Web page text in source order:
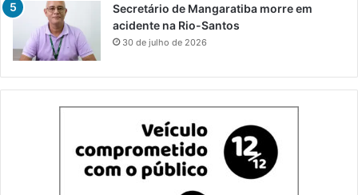
Secretário de Mangaratiba morre em
acidente na Rio-Santos
30 de julho de 2026